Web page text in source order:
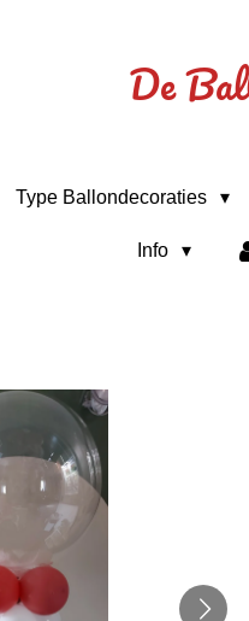
De
Type Ballondecoraties
Info